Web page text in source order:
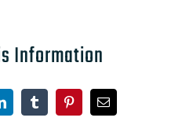
Information
TumblrPinterestEmail